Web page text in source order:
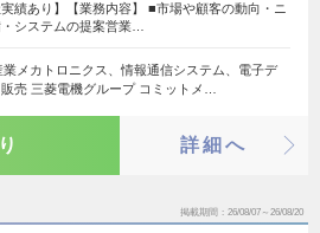
績あり】【業務内容】 ■市場や顧客の動向・ニ
システムの提案営業…
メカトロニクス、情報通信システム、電子デ
売 三菱電機グループ コミットメ…
詳細へ
掲載期間 26/08/07～26/08/20